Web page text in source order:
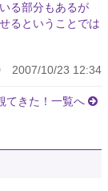
る部分もあるが
るということでは
2007/10/23 12:34
てきた！一覧へ